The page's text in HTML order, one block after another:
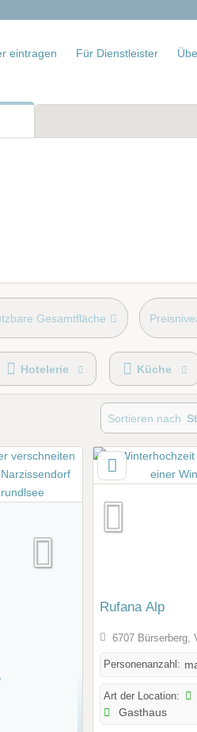
eintragen Für Dienstleister
Gesamtfläche
Hotelerie Küche
Sortieren nach
Rufana Alp
6707 Bürserberg,
Personenanzahl:
Art der Location:
Gasthaus